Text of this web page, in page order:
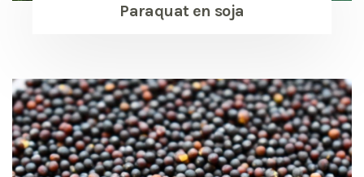
Paraquat en soja